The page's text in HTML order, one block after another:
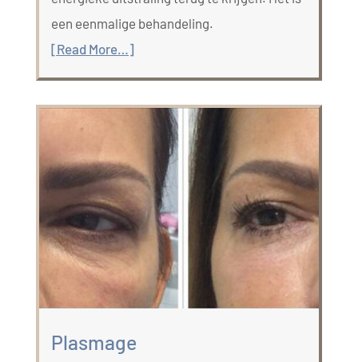
een eenmalige behandeling.
[Read More…]
Plasmage